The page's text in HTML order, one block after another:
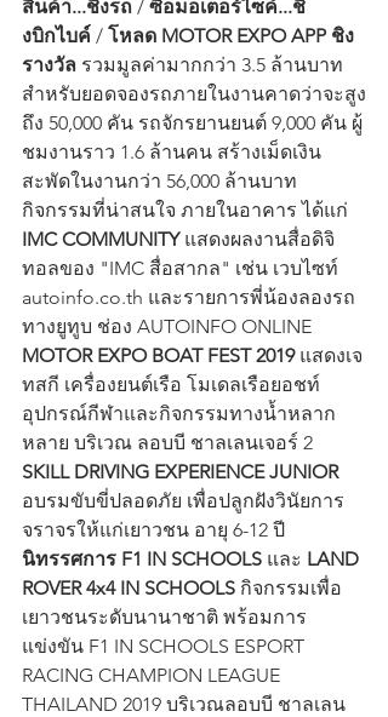
สินค้า...ชิงรถ / ซื้อมอเตอร์ไซค์...ชิ
งบิกไบค์ / โหลด MOTOR EXPO APP ชิง
รางวัล รวมมูลค่ามากกว่า 3.5 ล้านบาท
สำหรับยอดจองรถภายในงานคาดว่าจะสูง
ถึง 50,000 คัน รถจักรยานยนต์ 9,000 คัน ผู้
ชมงานราว 1.6 ล้านคน สร้างเม็ดเงิน
สะพัดในงานกว่า 56,000 ล้านบาท
กิจกรรมที่น่าสนใจ ภายในอาคาร ได้แก่
IMC COMMUNITY แสดงผลงานสื่อดิจิ
ทอลของ "IMC สื่อสากล" เช่น เวบไซท์
autoinfo.co.th และรายการพี่น้องลองรถ
ทางยูทูบ ช่อง AUTOINFO ONLINE
MOTOR EXPO BOAT FEST 2019 แสดงเจ
ทสกี เครื่องยนต์เรือ โมเดลเรือยอชท์
อุปกรณ์กีฬาและกิจกรรมทางน้ำหลาก
หลาย บริเวณ ลอบบี ชาลเลนเจอร์ 2
SKILL DRIVING EXPERIENCE JUNIOR
อบรมขับขี่ปลอดภัย เพื่อปลูกฝังวินัยการ
จราจรให้แก่เยาวชน อายุ 6-12 ปี
นิทรรศการ F1 IN SCHOOLS และ LAND
ROVER 4x4 IN SCHOOLS กิจกรรมเพื่อ
เยาวชนระดับนานาชาติ พร้อมการ
แข่งขัน F1 IN SCHOOLS ESPORT
RACING CHAMPION LEAGUE
THAILAND 2019 บริเวณลอบบี ชาลเลน